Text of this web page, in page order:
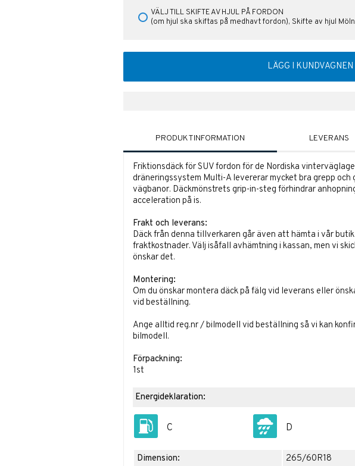
VÄLJ TILL SKIFTE AV HJUL PÅ FORDON
(om hjul ska skiftas på medhavt fordon), Skifte av hjul
LÄGG I KUNDVAGNEN
PRODUKTINFORMATION
Friktionsdäck för SUV fordon för de Nordiska
dräneringssystem Multi-A levererar mycket bra grepp och
vägbanor. Däckmönstrets grip-in-steg förhindrar
acceleration på is.
Frakt och leverans:
Däck från denna tillverkaren går även att hämta i vår
fraktkostnader. Välj isåfall avhämtning i kassan, men vi
önskar det.
Montering:
Om du önskar montera däck på fälg vid leverans eller
vid beställning.
Ange alltid reg.nr / bilmodell vid beställning så vi kan
bilmodell.
Förpackning:
1st
Energideklaration:
C D
Dimension:
265/60R18
LEVERANS